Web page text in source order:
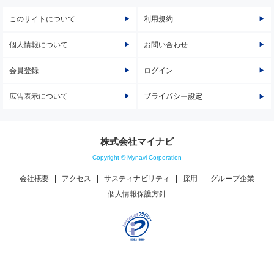
このサイトについて 利用規約
個人情報について お問い合わせ
会員登録 ログイン
広告表示について プライバシー設定
株式会社マイナビ
Copyright © Mynavi Corporation
会社概要 アクセス サスティナビリティ 採用
グループ企業
個人情報保護方針